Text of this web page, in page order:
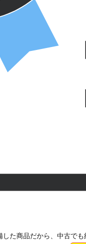
た商品だから、中古で